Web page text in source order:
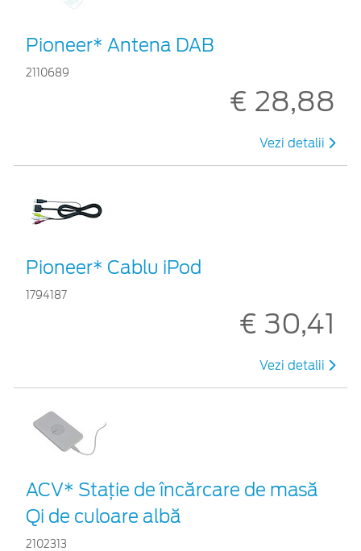
Pioneer* Antena DAB
2110689
€ 28,88
Vezi detalii
Pioneer* Cablu iPod
1794187
€ 30,41
Vezi detalii
ACV* Stație de încărcare de masă
Qi de culoare albă
2102313